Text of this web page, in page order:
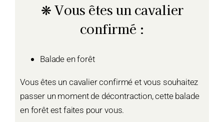
❋ Vous êtes un cavalier
confirmé :
Balade en forêt
Vous êtes un cavalier confirmé et vous souhaitez
passer un moment de décontraction, cette balade
en forêt est faites pour vous.